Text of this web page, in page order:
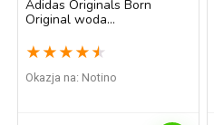
Adidas Originals Born
Original woda
ml
★ ★ ★ ★ ★
Okazja na: Notino